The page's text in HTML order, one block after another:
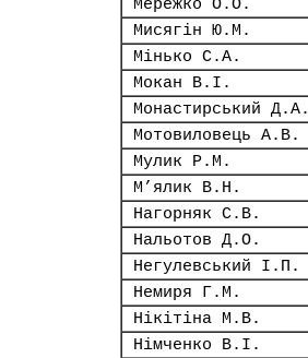
Мережко О.О.
Мисягін Ю.М.
Мінько С.А.
Мокан В.І.
Монастирський Д.А.
Мотовиловець А.В.
Мулик Р.М.
М’ялик В.Н.
Нагорняк С.В.
Нальотов Д.О.
Негулевський І.П.
Немиря Г.М.
Нікітіна М.В.
Німченко В.І.